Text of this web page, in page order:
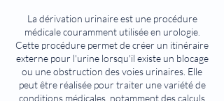
La dérivation urinaire est une procédure
médicale couramment utilisée en urologie.
Cette procédure permet de créer un itinéraire
externe pour l'urine lorsqu'il existe un blocage
ou une obstruction des voies urinaires. Elle
peut être réalisée pour traiter une variété de
conditions médicales, notamment des calculs